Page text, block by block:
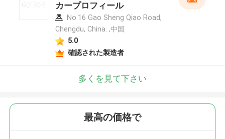
カープロフィール
No.16 Gao Sheng Qiao Road,
Chengdu, China. ,中国
5.0
確認された製造者
多くを見て下さい
最高の価格で